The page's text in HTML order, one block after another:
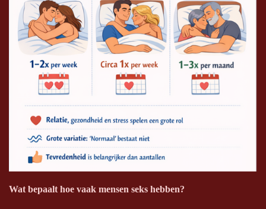
Wat bepaalt hoe vaak mensen seks hebben?